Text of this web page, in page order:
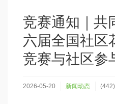
竞赛通知｜
六届全国社区
竞赛与社区参
2026-05-20 新闻动态